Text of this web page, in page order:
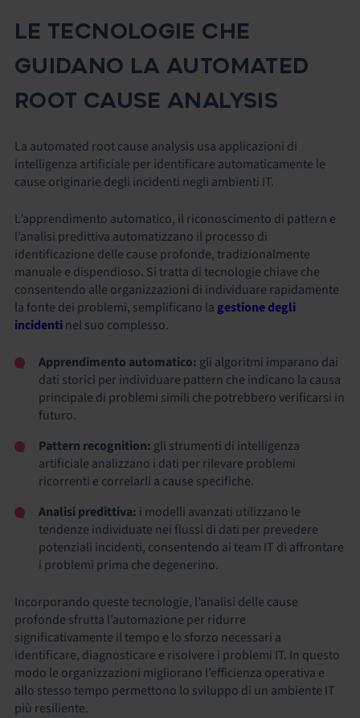
LE TECNOLOGIE CHE
GUIDANO LA AUTOMATED
ROOT CAUSE ANALYSIS
La automated root cause analysis usa applicazioni di
intelligenza artificiale per identificare automaticamente le
cause originarie degli incidenti negli ambienti IT.
L’apprendimento automatico, il riconoscimento di pattern e
l’analisi predittiva automatizzano il processo di
identificazione delle cause profonde, tradizionalmente
manuale e dispendioso. Si tratta di tecnologie chiave che
consentendo alle organizzazioni di individuare rapidamente
la fonte dei problemi, semplificano la gestione degli
incidentinel suo complesso.
Apprendimento automatico: gli algoritmi imparano dai
dati storici per individuare pattern che indicano la causa
principale di problemi simili che potrebbero verificarsi in
futuro.
Pattern recognition: gli strumenti di intelligenza
artificiale analizzano i dati per rilevare problemi
ricorrenti e correlarli a cause specifiche.
Analisi predittiva: i modelli avanzati utilizzano le
tendenze individuate nei flussi di dati per prevedere
potenziali incidenti, consentendo ai team IT di affrontare
i problemi prima che degenerino.
Incorporando queste tecnologie, l’analisi delle cause
profonde sfrutta l’automazione per ridurre
significativamente il tempo e lo sforzo necessari a
identificare, diagnosticare e risolvere i problemi IT. In questo
modo le organizzazioni migliorano l’efficienza operativa e
allo stesso tempo permettono lo sviluppo di un ambiente IT
più resiliente.